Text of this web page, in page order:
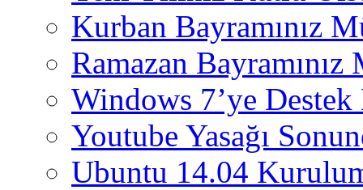
Kurban Bayramınız
Ramazan
Windows 7’ye
Youtube Yasağı
Ubuntu 14.04